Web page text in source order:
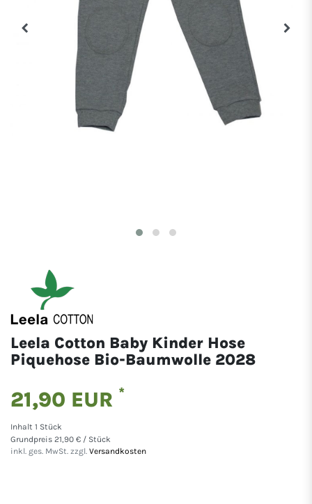
Leela Cotton Baby Kinder Hose
Piquehose Bio-Baumwolle 2028
21,90 EUR *
Inhalt 1 Stück
Grundpreis 21,90 € / Stück
inkl. ges. MwSt. zzgl. Versandkosten